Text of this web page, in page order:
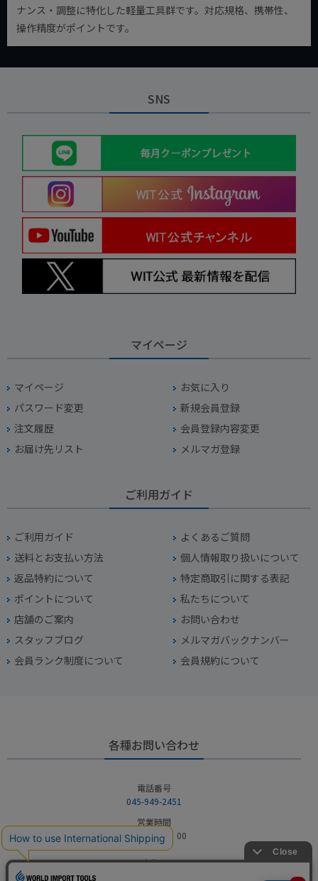
ナンス・調整に特化した軽量工具群です。対応規格、携帯性、
操作精度がポイントです。
SNS
マイページ
マイページ
お気に入り
パスワード変更
新規会員登録
注文履歴
会員登録内容変更
お届け先リスト
メルマガ登録
ご利用ガイド
ご利用ガイド
よくあるご質問
送料とお支払い方法
個人情報取り扱いについて
返品特約について
特定商取引に関する表記
ポイントについて
私たちについて
店舗のご案内
お問い合わせ
スタッフブログ
メルマガバックナンバー
会員ランク制度について
会員規約について
各種お問い合わせ
電話番号
045-949-2451
営業時間
10：00～19：00
定休日